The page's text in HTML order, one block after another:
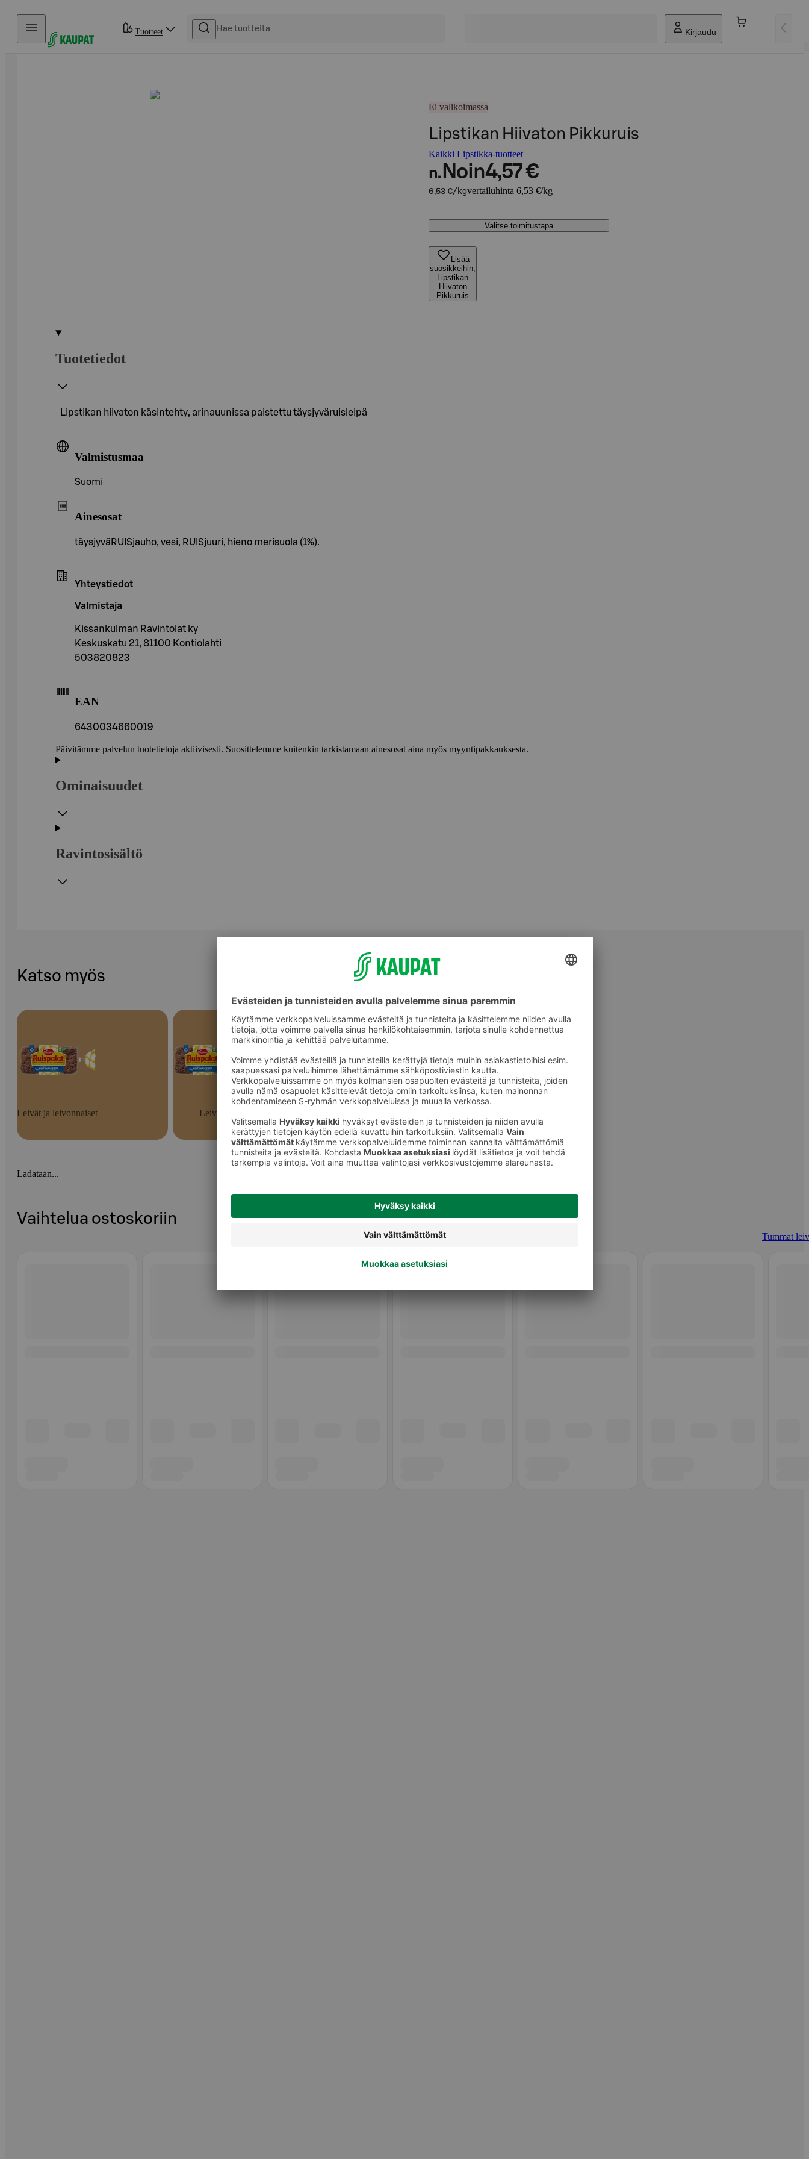
Hyppää sisältöön
Tuotteet Kirjaudu
Ei valikoimassa
Lipstikan Hiivaton Pikkuruis
Kaikki Lipstikka-tuotteet
n. Noin4,57 €
6,53 €/kgvertailuhinta 6,53 €/kg
Valitse toimitustapa
Lisää
suosikkeihin,
Lipstikan
Hiivaton
Pikkuruis
Tuotetiedot
Lipstikan hiivaton käsintehty, arinauunissa paistettu täysjyväruisleipä
Valmistusmaa
Suomi
Ainesosat
täysjyväRUISjauho, vesi, RUISjuuri, hieno merisuola (1%).
Yhteystiedot
Valmistaja
Kissankulman Ravintolat ky
Keskuskatu 21, 81100 Kontiolahti
503820823
EAN
6430034660019
Päivitämme palvelun tuotetietoja aktiivisesti. Suosittelemme kuitenkin tarkistamaan ainesosat aina myös myyntipakkauksesta.
Ominaisuudet
Ravintosisältö
Katso myös
Leivät ja leivonnaiset Leivät
Ladataan...
Vaihtelua ostoskoriin
Tummat